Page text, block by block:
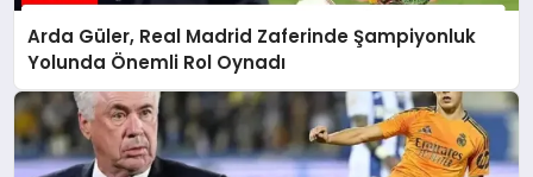
Arda Güler, Real Madrid Zaferinde Şampiyonluk
Yolunda Önemli Rol Oynadı